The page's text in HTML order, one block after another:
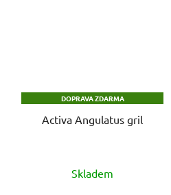
DOPRAVA ZDARMA
Activa Angulatus gril
Skladem